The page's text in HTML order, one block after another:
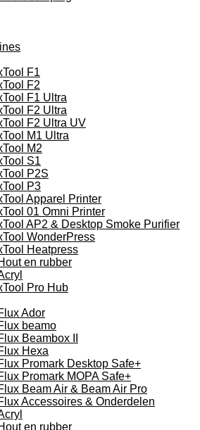
F1
F2
F1 Ultra
F2 Ultra
F2 Ultra UV
M1 Ultra
M2
S1
P2S
P3
Apparel Printer
01 Omni Printer
AP2 & Desktop Smoke Purifier
WonderPress
Heatpress
en rubber
Pro Hub
Ador
beamo
Beambox II
Hexa
Promark Desktop Safe+
Promark MOPA Safe+
Beam Air & Beam Air Pro
Accessoires & Onderdelen
en rubber